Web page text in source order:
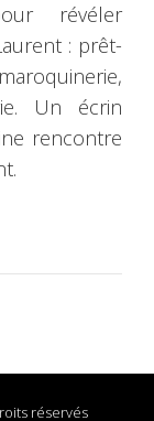
révéler
: prêt-
Un écrin
rencontre
réservés